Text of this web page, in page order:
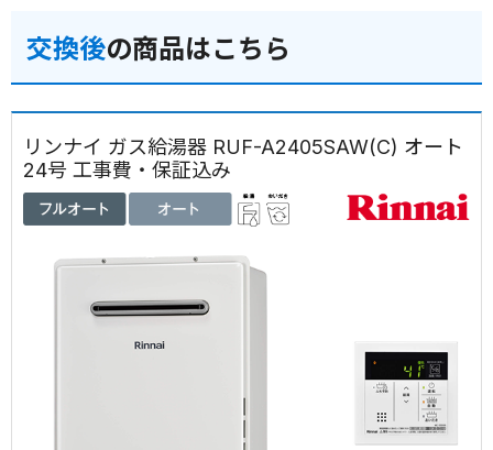
交換後の商品はこちら
リンナイ ガス給湯器 RUF-A2405SAW(C) オート
24号 工事費・保証込み